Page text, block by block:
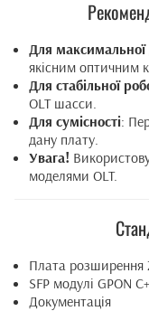
Для максимальної
якісним оптичним
Для стабільної
OLT шасси.
Для сумісності:
дану плату.
Увага!
моделями OLT.
Плата розширення
SFP модулі GPON
Документація